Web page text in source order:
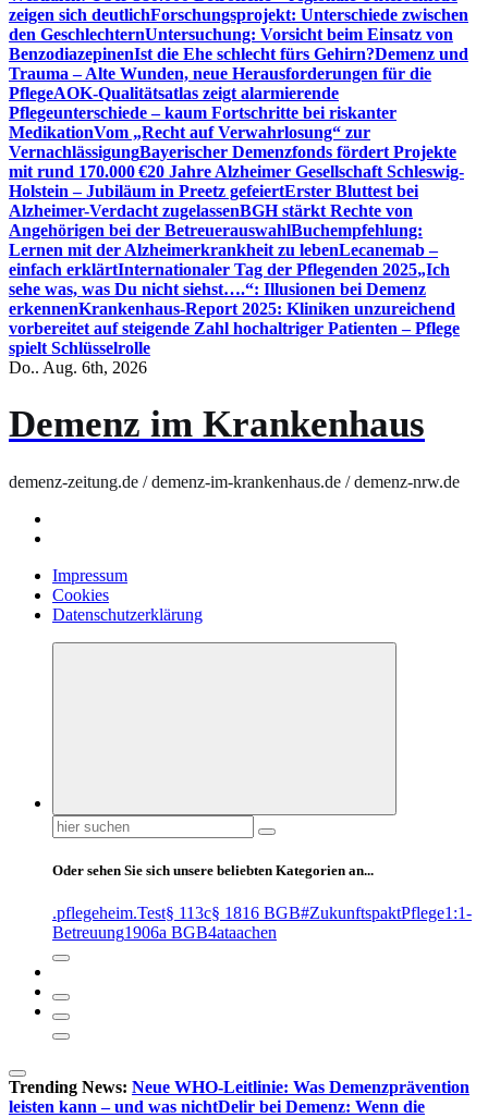
zeigen sich deutlichForschungsprojekt: Unterschiede zwischen
den GeschlechternUntersuchung: Vorsicht beim Einsatz von
BenzodiazepinenIst die Ehe schlecht fürs Gehirn?Demenz und
Trauma – Alte Wunden, neue Herausforderungen für die
PflegeAOK-Qualitätsatlas zeigt alarmierende
Pflegeunterschiede – kaum Fortschritte bei riskanter
MedikationVom „Recht auf Verwahrlosung“ zur
VernachlässigungBayerischer Demenzfonds fördert Projekte
mit rund 170.000 €20 Jahre Alzheimer Gesellschaft Schleswig-
Holstein – Jubiläum in Preetz gefeiertErster Bluttest bei
Alzheimer-Verdacht zugelassenBGH stärkt Rechte von
Angehörigen bei der BetreuerauswahlBuchempfehlung:
Lernen mit der Alzheimerkrankheit zu lebenLecanemab –
einfach erklärtInternationaler Tag der Pflegenden 2025„Ich
sehe was, was Du nicht siehst….“: Illusionen bei Demenz
erkennenKrankenhaus-Report 2025: Kliniken unzureichend
vorbereitet auf steigende Zahl hochaltriger Patienten – Pflege
spielt Schlüsselrolle
Do.. Aug. 6th, 2026
Demenz im Krankenhaus
demenz-zeitung.de / demenz-im-krankenhaus.de / demenz-nrw.de
Impressum
Cookies
Datenschutzerklärung
Suchen
nach:
Oder sehen Sie sich unsere beliebten Kategorien an...
.pflegeheim.Test§ 113c§ 1816 BGB#ZukunftspaktPflege1:1-
Betreuung1906a BGB4ataachen
Trending News: Neue WHO-Leitlinie: Was Demenzprävention
leisten kann – und was nichtDelir bei Demenz: Wenn die